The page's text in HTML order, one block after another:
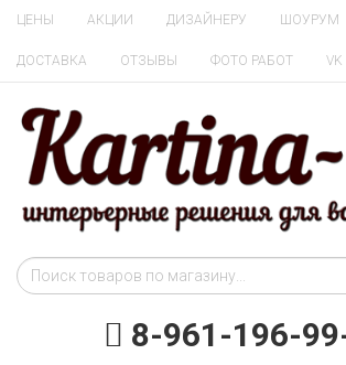
ЦЕНЫ АКЦИИ ДИЗАЙНЕРУ ШОУРУМ
ДОСТАВКА ОТЗЫВЫ ФОТО РАБОТ VK
8-961-196-